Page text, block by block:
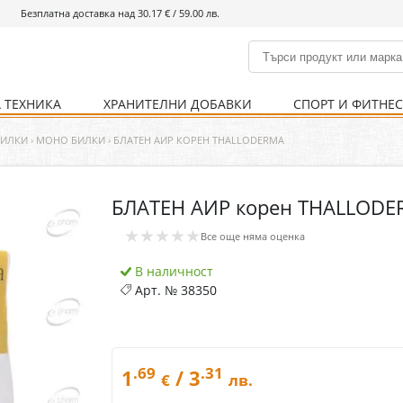
Безплатна доставка над 30.17 € / 59.00 лв.
% Хранителни добавки % Спорт и фитнес
Болно гърло Ваксини
Кости и стави Нервна система
Храносмилателна
Хомеопатия
Инхалатори Термометри
ХРАНИТЕЛНИ ДОБАВКИ
Кости и стави Нервна система
СПОРТ И ФИТНЕС
Храни и напитки Уреди и аксесоари
Детска козметика Козметика за мъже
Уреди Хранене
Хигиена на тялото Предпазни стредства
› МОНО БИЛКИ › БЛАТЕН АИР КОРЕН THALLODERMA
БЛАТЕН АИР корен
★★★★★ Все още няма оценка
В наличност
Арт. №38350
1 .69 € / 3.31 лв.